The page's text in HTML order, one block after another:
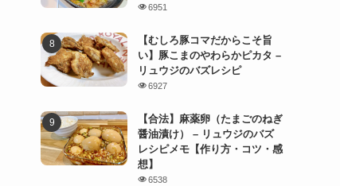
6951
【むしろ豚コマだからこそ旨
い】豚こまのやわらかピカタ –
リュウジのバズレシピ
6927
【合法】麻薬卵（たまごのねぎ
醤油漬け） – リュウジのバズ
レシピメモ【作り方・コツ・感
想】
6538